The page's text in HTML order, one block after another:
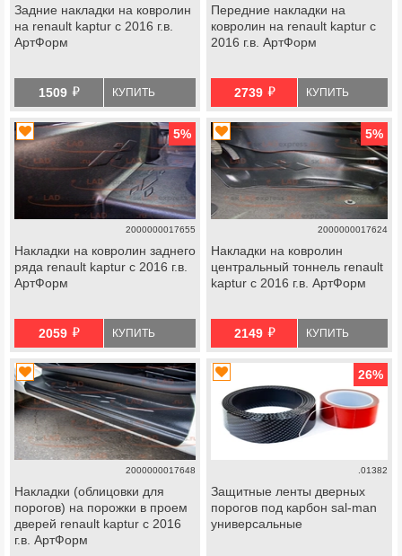
Задние накладки на ковролин
на renault kaptur с 2016 г.в.
АртФорм
1509 й КУПИТЬ
Передние накладки на
ковролин на renault kaptur с
2016 г.в. АртФорм
2739 й КУПИТЬ
5%
2000000017655
Накладки на ковролин заднего
ряда renault kaptur с 2016 г.в.
АртФорм
2059 й КУПИТЬ
5%
2000000017624
Накладки на ковролин
центральный тоннель renault
kaptur с 2016 г.в. АртФорм
2149 й КУПИТЬ
2000000017648
Накладки (облицовки для
порогов) на порожки в проем
дверей renault kaptur с 2016
г.в. АртФорм
26%
.01382
Защитные ленты дверных
порогов под карбон sal-man
универсальные